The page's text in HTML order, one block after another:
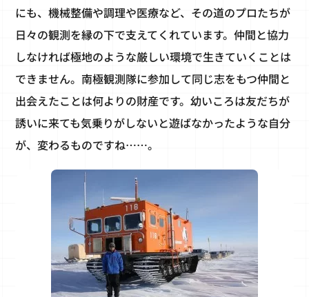
にも、機械整備や調理や医療など、その道のプロたちが
日々の観測を縁の下で支えてくれています。仲間と協力
しなければ極地のような厳しい環境で生きていくことは
できません。南極観測隊に参加して同じ志をもつ仲間と
出会えたことは何よりの財産です。幼いころは友だちが
誘いに来ても気乗りがしないと遊ばなかったような自分
が、変わるものですね……。